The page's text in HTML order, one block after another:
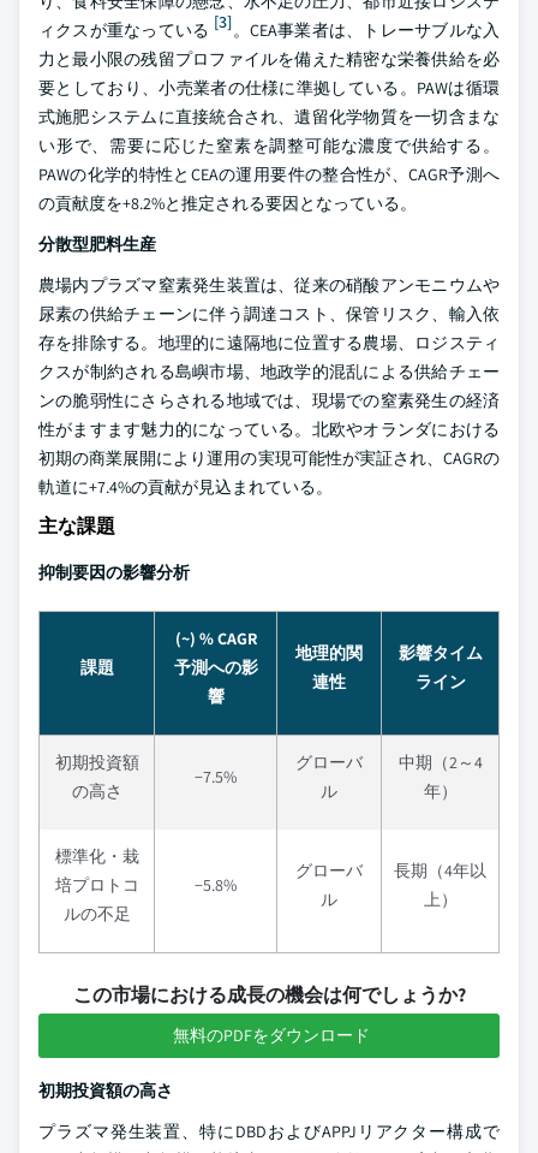
ィクスが重なっている [3]。CEA事業者は、トレーサブルな入
力と最小限の残留プロファイルを備えた精密な栄養供給を必
要としており、小売業者の仕様に準拠している。PAWは循環
式施肥システムに直接統合され、遺留化学物質を一切含まな
い形で、需要に応じた窒素を調整可能な濃度で供給する。
PAWの化学的特性とCEAの運用要件の整合性が、CAGR予測へ
の貢献度を+8.2%と推定される要因となっている。
分散型肥料生産
農場内プラズマ窒素発生装置は、従来の硝酸アンモニウムや
尿素の供給チェーンに伴う調達コスト、保管リスク、輸入依
存を排除する。地理的に遠隔地に位置する農場、ロジスティ
クスが制約される島嶼市場、地政学的混乱による供給チェー
ンの脆弱性にさらされる地域では、現場での窒素発生の経済
性がますます魅力的になっている。北欧やオランダにおける
初期の商業展開により運用の実現可能性が実証され、CAGRの
軌道に+7.4%の貢献が見込まれている。
主な課題
抑制要因の影響分析
課題
(~) % CAGR
予測への影
響
地理的関
連性
影響タイム
ライン
初期投資額
の高さ
−7.5%
グローバ
ル
中期（2～4
年）
標準化・栽
培プロトコ
ルの不足
−5.8%
グローバ
ル
長期（4年以
上）
この市場における成長の機会は何でしょうか?
無料のPDFをダウンロード
初期投資額の高さ
プラズマ発生装置、特にDBDおよびAPPJリアクター構成で